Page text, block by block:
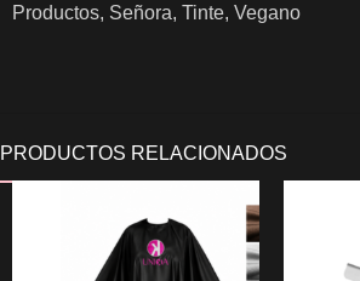
Productos, Señora, Tinte, Vegano